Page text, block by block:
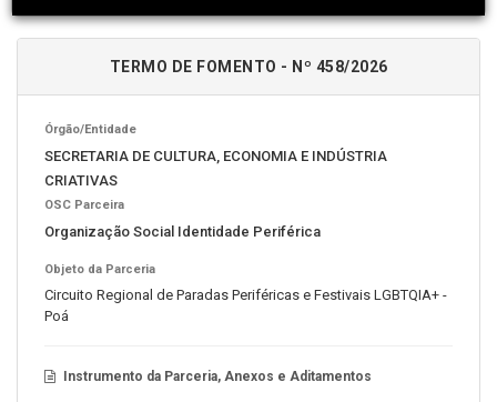
TERMO DE FOMENTO - Nº 458/2026
Órgão/Entidade
SECRETARIA DE CULTURA, ECONOMIA E INDÚSTRIA
CRIATIVAS
OSC Parceira
Organização Social Identidade Periférica
Objeto da Parceria
Circuito Regional de Paradas Periféricas e Festivais LGBTQIA+ -
Poá
Instrumento da Parceria, Anexos e Aditamentos